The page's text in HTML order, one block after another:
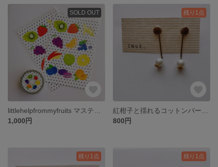
SOLD OUT
1,000円
残り1点
800円
残り1点 残り1点